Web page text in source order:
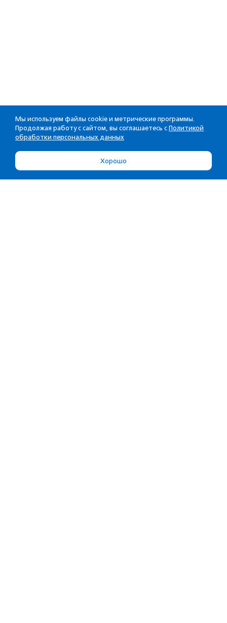
Мы используем файлы cookie и метрические программы.
Продолжая работу с сайтом, вы соглашаетесь с Политикой
обработки персональных данных
Хорошо